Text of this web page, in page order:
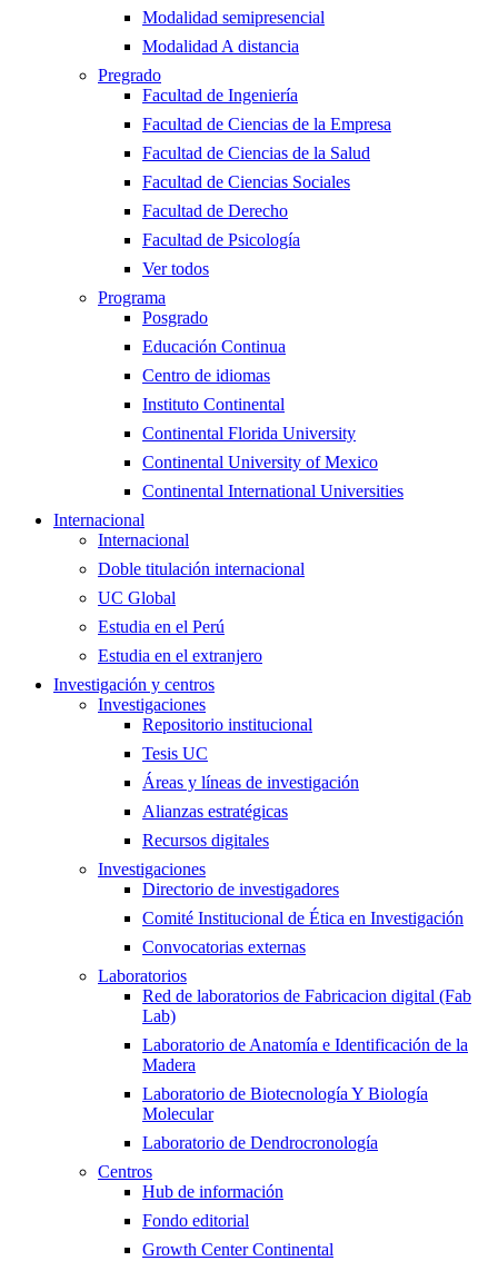
Modalidad semipresencial
Modalidad A distancia
Pregrado
Facultad de Ingeniería
Facultad de Ciencias de la Empresa
Facultad de Ciencias de la Salud
Facultad de Ciencias Sociales
Facultad de Derecho
Facultad de Psicología
Ver todos
Programa
Posgrado
Educación Continua
Centro de idiomas
Instituto Continental
Continental Florida University
Continental University of Mexico
Continental International Universities
Internacional
Internacional
Doble titulación internacional
UC Global
Estudia en el Perú
Estudia en el extranjero
Investigación y centros
Investigaciones
Repositorio institucional
Tesis UC
Áreas y líneas de investigación
Alianzas estratégicas
Recursos digitales
Investigaciones
Directorio de investigadores
Comité Institucional de Ética en Investigación
Convocatorias externas
Laboratorios
Red de laboratorios de Fabricacion digital (Fab
Lab)
Laboratorio de Anatomía e Identificación de la
Madera
Laboratorio de Biotecnología Y Biología
Molecular
Laboratorio de Dendrocronología
Centros
Hub de información
Fondo editorial
Growth Center Continental